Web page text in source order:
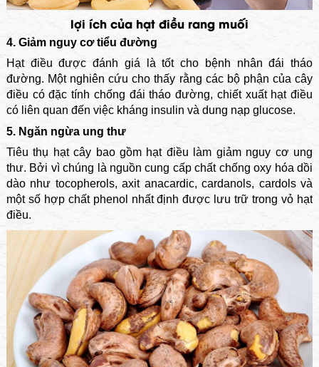
lợi ích của hạt điều rang muối
4. Giảm nguy cơ tiểu đường
Hạt điều được đánh giá là tốt cho bệnh nhân đái tháo
đường. Một nghiên cứu cho thấy rằng các bộ phận của cây
điều có đặc tính chống đái tháo đường, chiết xuất hạt điều
có liên quan đến việc kháng insulin và dung nạp glucose.
5. Ngăn ngừa ung thư
Tiêu thụ hạt cây bao gồm hạt điều làm giảm nguy cơ ung
thư. Bởi vì chúng là nguồn cung cấp chất chống oxy hóa dồi
dào như tocopherols, axit anacardic, cardanols, cardols và
một số hợp chất phenol nhất định được lưu trữ trong vỏ hạt
điều.